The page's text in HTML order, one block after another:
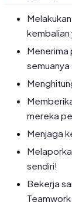
kembalian
Menerima
mereka
Menjaga
sendiri!
Bekerja